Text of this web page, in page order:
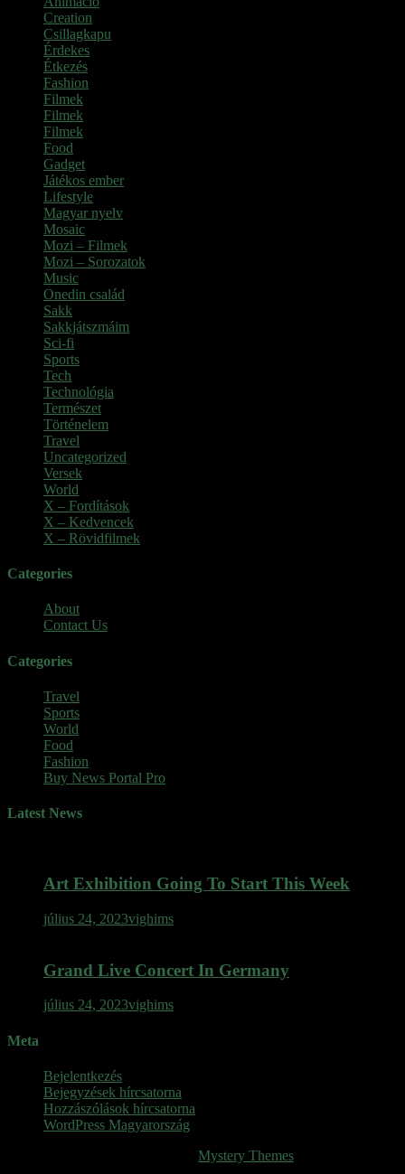
Creation
Csillagkapu
Érdekes
Étkezés
Fashion
Filmek
Filmek
Filmek
Food
Gadget
Játékos ember
Lifestyle
Magyar nyelv
Mosaic
Mozi – Filmek
Mozi – Sorozatok
Music
Onedin család
Sakk
Sakkjátszmáim
Sci-fi
Sports
Tech
Technológia
Természet
Történelem
Travel
Uncategorized
Versek
World
X – Fordítások
X – Kedvencek
X – Rövidfilmek
Categories
About
Contact Us
Categories
Travel
Sports
World
Food
Fashion
Buy News Portal Pro
Latest News
Art Exhibition Going To Start This Week
július 24, 2023vighims
Grand Live Concert In Germany
július 24, 2023vighims
Meta
Bejelentkezés
Bejegyzések hírcsatorna
Hozzászólások hírcsatorna
WordPress Magyarország
Mystery Themes